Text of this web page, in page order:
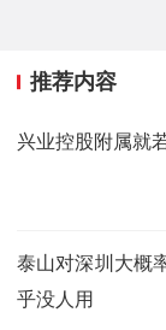
推荐内容
兴业控股附属就
泰山对深圳大概
乎没人用